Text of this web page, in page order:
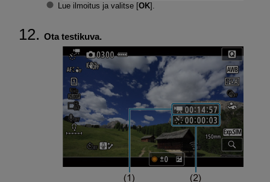
Lue ilmoitus ja valitse [OK].
Ota testikuva.